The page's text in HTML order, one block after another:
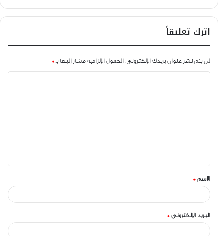
اترك تعليقاً
لن يتم نشر عنوان بريدك الإلكتروني. الحقول الإلزامية مشار إليها بـ *
ق
*
الاسم *
البريد الإلكتروني *